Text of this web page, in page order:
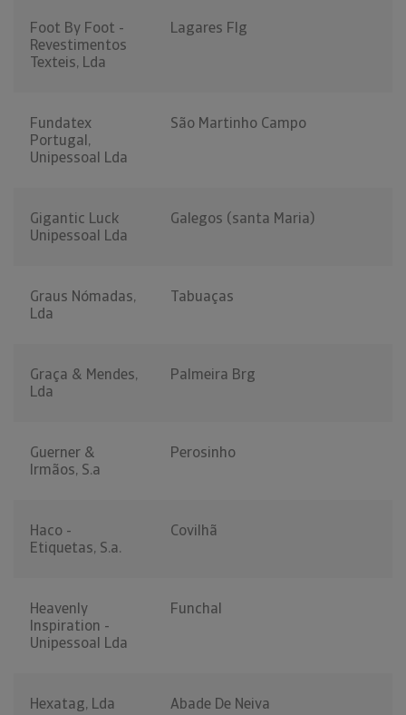
Foot By Foot -
Revestimentos
Texteis, Lda
Lagares Flg
Fundatex
Portugal,
Unipessoal Lda
São Martinho Campo
Gigantic Luck
Unipessoal Lda
Galegos (santa Maria)
Graus Nómadas,
Lda
Tabuaças
Graça & Mendes,
Lda
Palmeira Brg
Guerner &
Irmãos, S.a
Perosinho
Haco -
Etiquetas, S.a.
Covilhã
Heavenly
Inspiration -
Unipessoal Lda
Funchal
Hexatag, Lda Abade De Neiva